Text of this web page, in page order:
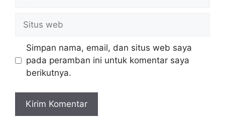
Situs
web
Simpan nama, email, dan situs web saya
pada peramban ini untuk komentar saya
berikutnya.